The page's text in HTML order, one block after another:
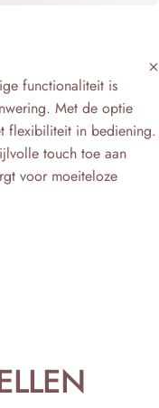
functionaliteit is
Met de optie
flexibiliteit in bediening.
touch toe aan
voor moeiteloze